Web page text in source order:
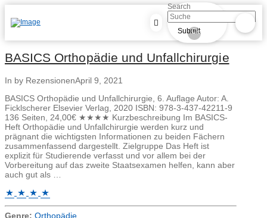
Search
Submit
Clear
BASICS Orthopädie und Unfallchirurgie
In by RezensionenApril 9, 2021
BASICS Orthopädie und Unfallchirurgie, 6. Auflage Autor: A.
Ficklscherer Elsevier Verlag, 2020 ISBN: 978-3-437-42211-9
136 Seiten, 24,00€ ★★★★ Kurzbeschreibung Im BASICS-
Heft Orthopädie und Unfallchirurgie werden kurz und
prägnant die wichtigsten Informationen zu beiden Fächern
zusammenfassend dargestellt. Zielgruppe Das Heft ist
explizit für Studierende verfasst und vor allem bei der
Vorbereitung auf das zweite Staatsexamen helfen, kann aber
auch gut als …
Genre: Orthopädie